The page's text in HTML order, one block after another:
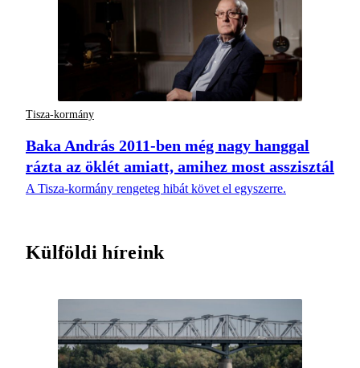
Tisza-kormány
Baka András 2011-ben még nagy hanggal
rázta az öklét amiatt, amihez most asszisztál
A Tisza-kormány rengeteg hibát követ el egyszerre.
Külföldi híreink